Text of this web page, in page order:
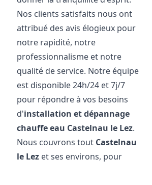
Nos clients satisfaits nous ont
attribué des avis élogieux pour
notre rapidité, notre
professionnalisme et notre
qualité de service. Notre équipe
est disponible 24h/24 et 7j/7
pour répondre à vos besoins
d'installation et dépannage
chauffe eau Castelnau le Lez.
Nous couvrons tout Castelnau
le Lez et ses environs, pour